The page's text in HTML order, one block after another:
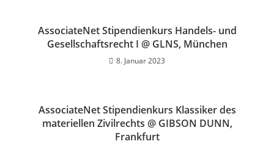
AssociateNet Stipendienkurs Handels- und
Gesellschaftsrecht I @ GLNS, München
8. Januar 2023
AssociateNet Stipendienkurs Klassiker des
materiellen Zivilrechts @ GIBSON DUNN,
Frankfurt